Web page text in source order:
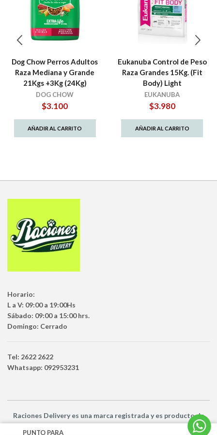
Dog Chow Perros Adultos
Raza Mediana y Grande
21Kgs +3Kg (24Kg)
DOG CHOW
$3.100
AÑADIR AL CARRITO
Eukanuba Control de Peso
Raza Grandes 15Kg. (Fit
Body) Light
EUKANUBA
$3.980
AÑADIR AL CARRITO
Horario:
L a V: 09:00 a 19:00Hs
Sábado: 09:00 a 15:00 hrs.
Domingo: Cerrado
Tel: 2622 2622
Whatsapp: 092953231
Raciones Deliveryes una marca registrada y es productode
Netbuy Uruguay SRL -© Todos los derechos reservados
PUNTO PARA